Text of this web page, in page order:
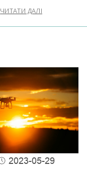
ЧИТАТИ ДАЛІ
2023-05-29